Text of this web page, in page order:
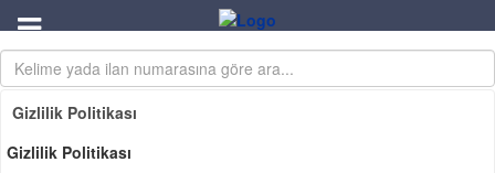
Gizlilik Politikası
Gizlilik Politikası